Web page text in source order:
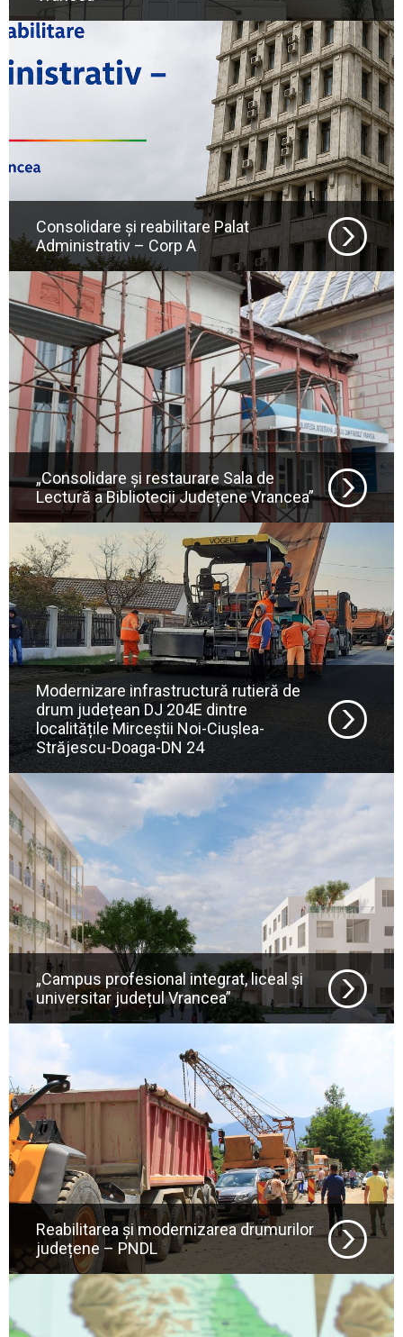
Consolidare și reabilitare Palat
Administrativ – Corp A
„Consolidare și restaurare Sala de
Lectură a Bibliotecii Județene Vrancea”
Modernizare infrastructură rutieră de
drum județean DJ 204E dintre
localitățile Mirceștii Noi-Ciușlea-
Străjescu-Doaga-DN 24
„Campus profesional integrat, liceal și
universitar județul Vrancea”
Reabilitarea și modernizarea drumurilor
județene – PNDL